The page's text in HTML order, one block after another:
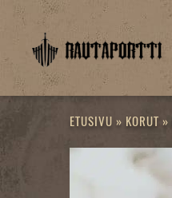
Skip
content
ETUSIVU » KORUT »